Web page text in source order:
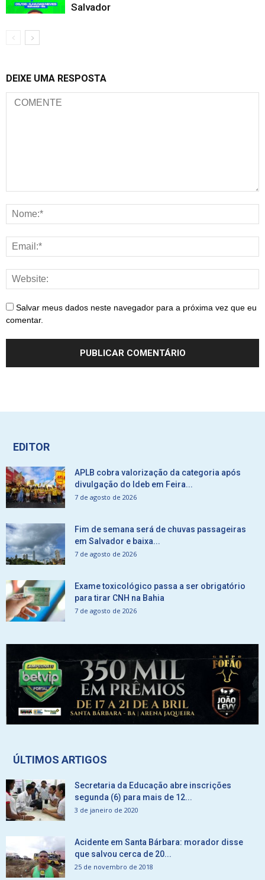
Salvador
DEIXE UMA RESPOSTA
Salvar meus dados neste navegador para a próxima vez que eu
comentar.
EDITOR
APLB cobra valorização da categoria após
divulgação do Ideb em Feira...
7 de agosto de 2026
Fim de semana será de chuvas passageiras
em Salvador e baixa...
7 de agosto de 2026
Exame toxicológico passa a ser obrigatório
para tirar CNH na Bahia
7 de agosto de 2026
ÚLTIMOS ARTIGOS
Secretaria da Educação abre inscrições
segunda (6) para mais de 12...
3 de janeiro de 2020
Acidente em Santa Bárbara: morador disse
que salvou cerca de 20...
25 de novembro de 2018